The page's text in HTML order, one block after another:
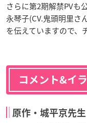
さらに第2期解禁PVも
永琴子(CV.鬼頭明里さ
を伝えていますので、
コメント&イ
原作・城平京先生